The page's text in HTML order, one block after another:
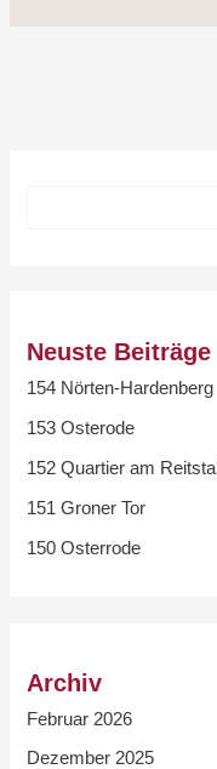
Neuste Beiträge
154 Nörten-Hardenberg
153 Osterode
152 Quartier am Reitstall
151 Groner Tor
150 Osterrode
Archiv
Februar 2026
Dezember 2025